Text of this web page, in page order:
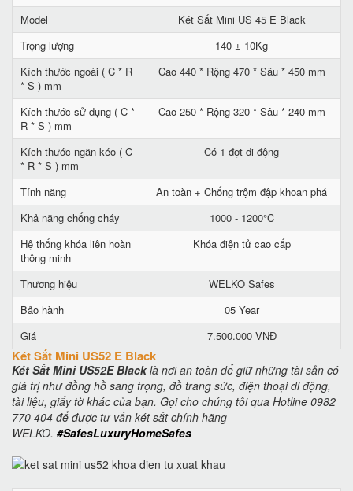
Model
Két Sắt Mini US 45 E Black
Trọng lượng
140 ± 10Kg
Kích thước ngoài ( C * R
* S ) mm
Cao 440 * Rộng 470 * Sâu * 450 mm
Kích thước sử dụng ( C *
R * S ) mm
Cao 250 * Rộng 320 * Sâu * 240 mm
Kích thước ngăn kéo ( C
* R * S ) mm
Có 1 đợt di động
Tính năng
An toàn + Chống trộm đập khoan phá
Khả năng chống cháy
1000 - 1200°C
Hệ thống khóa liên hoàn
thông minh
Khóa điện tử cao cấp
Thương hiệu
WELKO Safes
Bảo hành
05 Year
Giá
7.500.000 VNĐ
Két Sắt Mini US52 E Black
Két Sắt Mini US52E Blacklà nơi an toàn để giữ những tài sản có
giá trị như đồng hồ sang trọng, đồ trang sức, điện thoại di động,
tài liệu, giấy tờ khác của bạn. Gọi cho chúng tôi qua Hotline 0982
770 404 để được tư vấn két sắt chính hãng
WELKO. #SafesLuxuryHomeSafes